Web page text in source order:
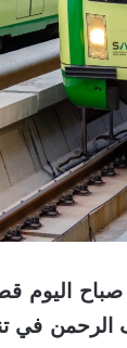
اليوم
الرحمن